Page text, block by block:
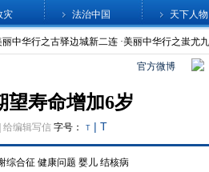
灾 法治中国 天下人物
官方微博
望寿命增加6岁
给编辑写信 字号： T | T
综合征 健康问题 婴儿 结核病